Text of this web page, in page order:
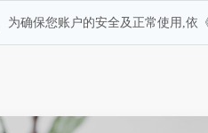
为确保您账户的安全及正常使用,依